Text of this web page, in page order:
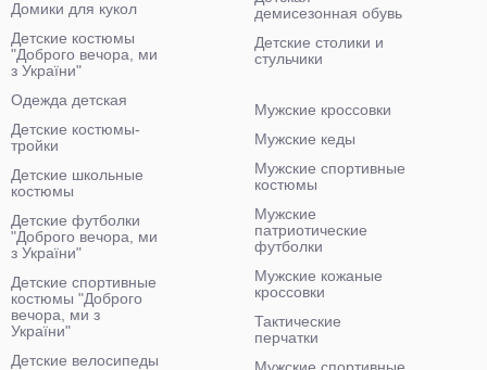
демисезонная обувь
Детские столики и
стульчики
Домики для кукол
Детские костюмы
"Доброго вечора, ми
з України"
Одежда детская
Детские костюмы-
тройки
Детские школьные
костюмы
Детские футболки
"Доброго вечора, ми
з України"
Детские спортивные
костюмы "Доброго
вечора, ми з
України"
Детские велосипеды
Мужские кроссовки
Мужские кеды
Мужские спортивные
костюмы
Мужские
патриотические
футболки
Мужские кожаные
кроссовки
Тактические
перчатки